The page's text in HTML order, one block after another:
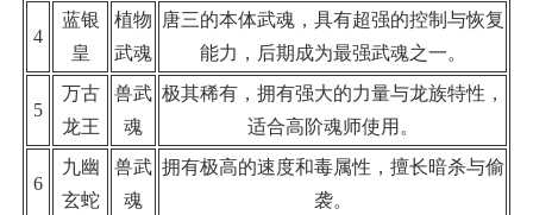
4
蓝银
皇
植物
武魂
唐三的本体武魂，具有超强的控制与恢复
能力，后期成为最强武魂之一。
5
万古
龙王
兽武
魂
极其稀有，拥有强大的力量与龙族特性，
适合高阶魂师使用。
6
九幽
玄蛇
兽武
魂
拥有极高的速度和毒属性，擅长暗杀与偷
袭。